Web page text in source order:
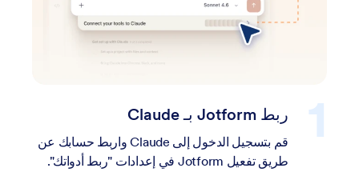
إنشاء النموذج الخاص بك وتنقيحه في
الدردشة
ابدأ بكتابة الأمر، ثم قم بتحسين النموذج بطريقة